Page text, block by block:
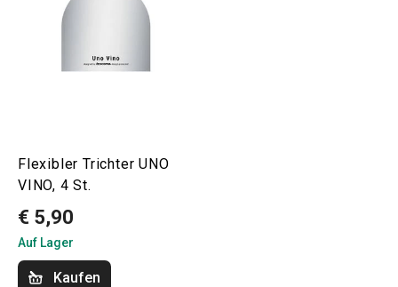
Flexibler Trichter UNO
VINO, 4 St.
€ 5,90
Auf Lager
Kaufen